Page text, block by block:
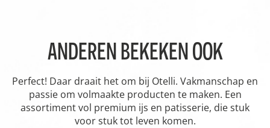
ANDEREN BEKEKEN OOK
Perfect! Daar draait het om bij Otelli. Vakmanschap en
passie om volmaakte producten te maken. Een
assortiment vol premium ijs en patisserie, die stuk
voor stuk tot leven komen.